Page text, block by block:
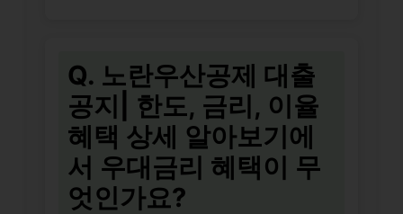
Q. 노란우산공제 대출
공지| 한도, 금리, 이율
혜택 상세 알아보기에
서 우대금리 혜택이 무
엇인가요?